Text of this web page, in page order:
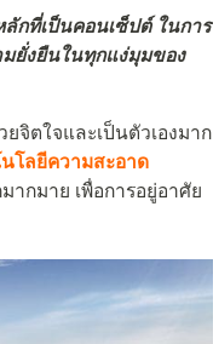
กที่เป็นคอนเซ็ปต์ ในการ
ยั่งยืนในทุกแง่มุมของ
จิตใจและเป็นตัวเองมาก
นโลยีความสะอาด
ากมาย เพื่อการอยู่อาศัย